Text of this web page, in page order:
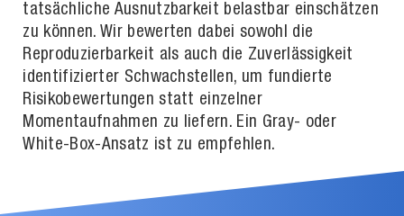
tatsächliche Ausnutzbarkeit belastbar einschätzen
zu können. Wir bewerten dabei sowohl die
Reproduzierbarkeit als auch die Zuverlässigkeit
identifizierter Schwachstellen, um fundierte
Risikobewertungen statt einzelner
Momentaufnahmen zu liefern. Ein Gray- oder
White-Box-Ansatz ist zu empfehlen.